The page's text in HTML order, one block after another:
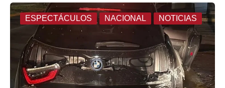
ESPECTÁCULOS NACIONAL NOTICIAS